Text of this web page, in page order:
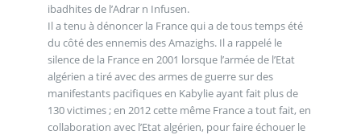
ibadhites de l’Adrar n Infusen.
Il a tenu à dénoncer la France qui a de tous temps été
du côté des ennemis des Amazighs. Il a rappelé le
silence de la France en 2001 lorsque l’armée de l’Etat
algérien a tiré avec des armes de guerre sur des
manifestants pacifiques en Kabylie ayant fait plus de
130 victimes ; en 2012 cette même France a tout fait, en
collaboration avec l’Etat algérien, pour faire échouer le